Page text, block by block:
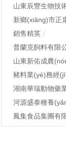
山東辰豐生物技
新鄉(xiāng)市正
銷售精英
普蘭克飼料有限
山東新佑成農
豬料業(yè)務經
湖南華瑞動物藥
河源盛泰種養
鳳集食品集團有